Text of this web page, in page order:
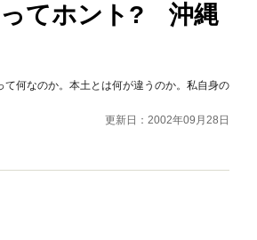
ってホント? 沖縄
何なのか。本土とは何が違うのか。私自身の
更新日：2002年09月28日